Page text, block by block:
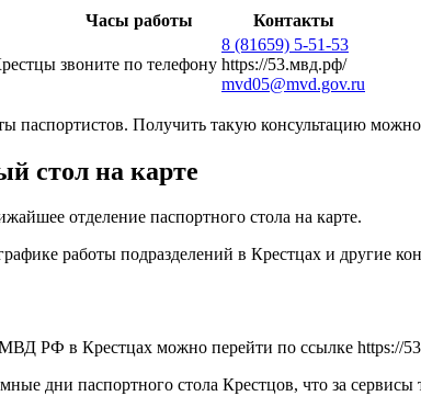
Часы работы Контакты
звоните по телефону
8 (81659) 5-51-53
https://53.мвд.рф/
mvd05@mvd.gov.ru
паспортистов. Получить такую консультацию
стол на карте
отделение паспортного стола на карте.
работы подразделений в Крестцах и другие
РФ в Крестцах можно перейти по ссылке https://
дни паспортного стола Крестцов, что за